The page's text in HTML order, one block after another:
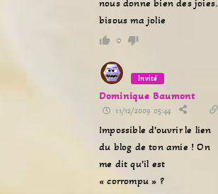
nous donne bien des joies.
bisous ma jolie
0
Invité
Dominique Baumont
11/12/2009 05:44
Impossible d’ouvrir le lien
du blog de ton amie ! On
me dit qu’il est
« corrompu » ?